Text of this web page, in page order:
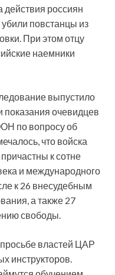
россиян
повстанцы из
При этом отцу
наемники
выпустило
показания очевидцев
по вопросу об
что войска
к сотне
и международного
к 26 внесудебным
а также 27
свободы.
властей ЦАР
инструкторов.